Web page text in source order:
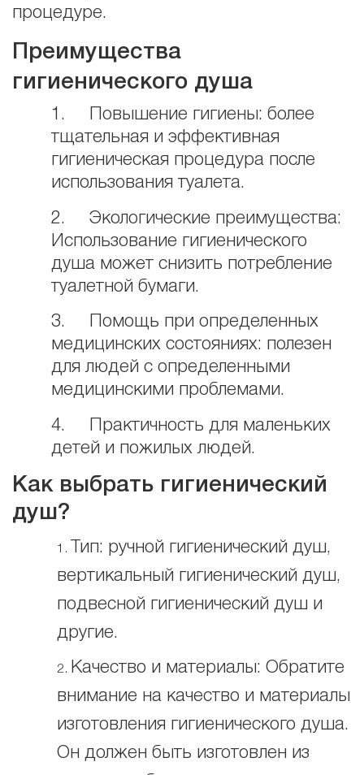
процедуре.
Преимущества
гигиенического душа
1. Повышение гигиены: более
тщательная и эффективная
гигиеническая процедура после
использования туалета.
2. Экологические преимущества:
Использование гигиенического
душа может снизить потребление
туалетной бумаги.
3. Помощь при определенных
медицинских состояниях: полезен
для людей с определенными
медицинскими проблемами.
4. Практичность для маленьких
детей и пожилых людей.
Как выбрать гигиенический
душ?
Тип: ручной гигиенический душ,
вертикальный гигиенический душ,
подвесной гигиенический душ и
другие.
Качество и материалы: Обратите
внимание на качество и материалы
изготовления гигиенического душа.
Он должен быть изготовлен из